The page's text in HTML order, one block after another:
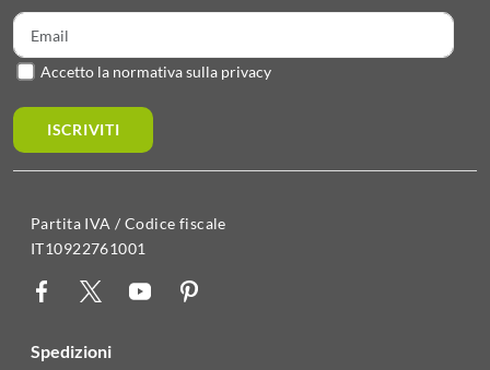
Accetto la normativa sulla privacy
ISCRIVITI
Partita IVA / Codice fiscale
IT10922761001
spedizioni